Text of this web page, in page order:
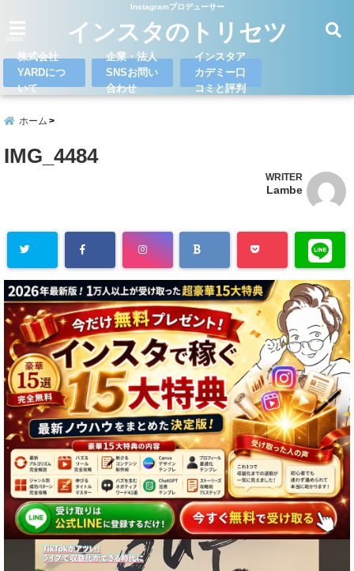
Instagramプロデューサー
インスタのトリセツ
株式会社
YARDにつ
いて
企業・法人
SNSお問い
合わせ
インスタア
カデミー口
コミと評判
ホーム
IMG_4484
WRITER
Lambe